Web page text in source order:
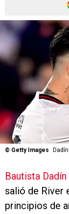
© Getty Images
Bautista Dadín
salió de River
principios de